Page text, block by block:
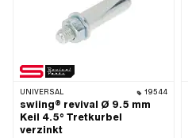
UNIVERSAL 19544
swiing® revival Ø 9.5 mm
Keil 4.5° Tretkurbel
verzinkt